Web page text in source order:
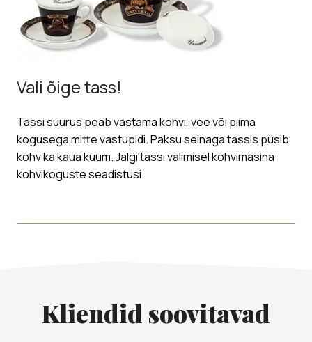
Vali õige tass!
Tassi suurus peab vastama kohvi, vee või piima
kogusega mitte vastupidi. Paksu seinaga tassis püsib
kohv ka kaua kuum. Jälgi tassi valimisel kohvimasina
kohvikoguste seadistusi.
Kliendid soovitavad